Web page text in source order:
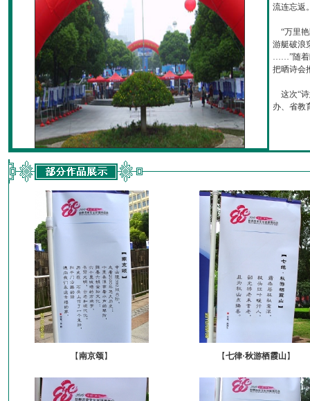
流连忘返
“万里艳
游艇破浪
……”随着
把晒诗会
这次“诗
办、省教
【南京颂】 【七律·秋游栖霞山】